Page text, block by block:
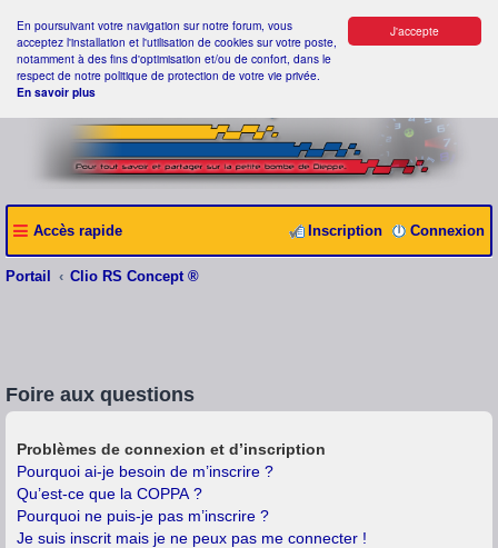
J'accepte
En poursuivant votre navigation sur notre forum, vous
acceptez l'installation et l'utilisation de cookies sur votre poste,
notamment à des fins d'optimisation et/ou de confort, dans le
respect de notre politique de protection de votre vie privée.
En savoir plus
Accès rapide Connexion
Inscription
Portail Clio RS Concept ®
Foire aux questions
Problèmes de connexion et d’inscription
Pourquoi ai-je besoin de m’inscrire ?
Qu’est-ce que la COPPA ?
Pourquoi ne puis-je pas m’inscrire ?
Je suis inscrit mais je ne peux pas me connecter !